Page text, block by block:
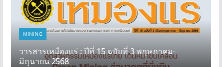
MINING
วารสารเหมืองแร่ : ปีที่ 15 ฉบับที่ 3 พฤษภาคม-
มิถุนายน 2568